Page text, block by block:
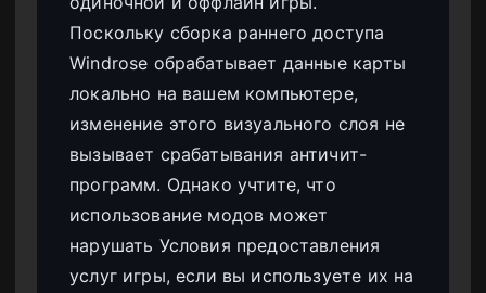
Поскольку сборка раннего доступа
Windrose обрабатывает данные карты
локально на вашем компьютере,
изменение этого визуального слоя не
вызывает срабатывания античит-
программ. Однако учтите, что
использование модов может
нарушать Условия предоставления
услуг игры, если вы используете их на